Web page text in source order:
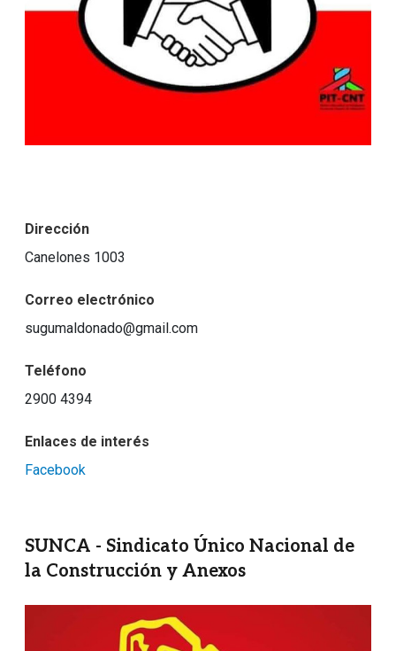
Dirección
Canelones 1003
Correo electrónico
sugumaldonado@gmail.com
Teléfono
2900 4394
Enlaces de interés
Facebook
SUNCA - Sindicato Único Nacional de
la Construcción y Anexos